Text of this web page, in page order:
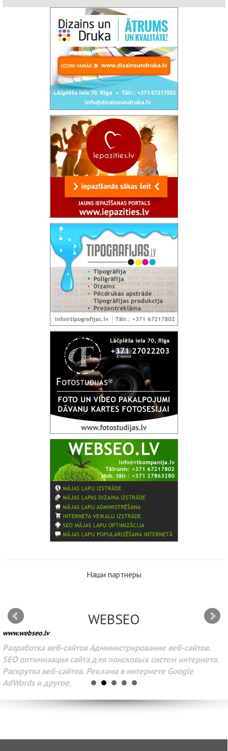
Наши партнеры
WEBSEO
www.webseo.lv
Разработка веб-сайтов Администрирование веб-сайтов.
SEO оптимизация сайта для поисковых систем интернета.
Раскрутка веб-сайтов. Реклама в интернете Google
AdWords и другое.